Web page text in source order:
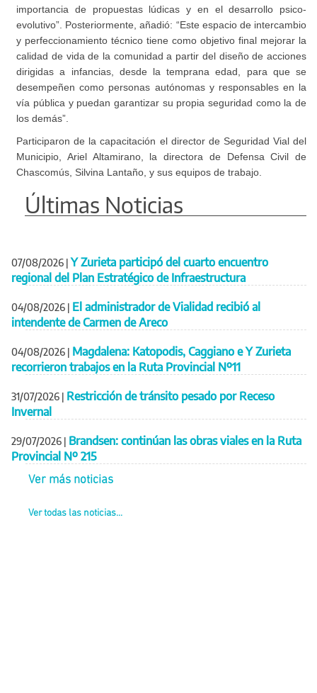
importancia de propuestas lúdicas y en el desarrollo psico-
evolutivo”. Posteriormente, añadió: “Este espacio de intercambio
y perfeccionamiento técnico tiene como objetivo final mejorar la
calidad de vida de la comunidad a partir del diseño de acciones
dirigidas a infancias, desde la temprana edad, para que se
desempeñen como personas autónomas y responsables en la
vía pública y puedan garantizar su propia seguridad como la de
los demás”.
Participaron de la capacitación el director de Seguridad Vial del
Municipio, Ariel Altamirano, la directora de Defensa Civil de
Chascomús, Silvina Lantaño, y sus equipos de trabajo.
Últimas Noticias
07/08/2026 | Y Zurieta participó del cuarto encuentro
regional del Plan Estratégico de Infraestructura
04/08/2026 | El administrador de Vialidad recibió al
intendente de Carmen de Areco
04/08/2026 | Magdalena: Katopodis, Caggiano e Y Zurieta
recorrieron trabajos en la Ruta Provincial Nº11
31/07/2026 | Restricción de tránsito pesado por Receso
Invernal
29/07/2026 | Brandsen: continúan las obras viales en la Ruta
Provincial Nº 215
Ver más noticias
Ver todas las noticias...